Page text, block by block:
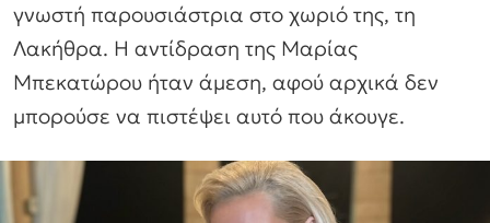
γνωστή παρουσιάστρια στο χωριό της, τη
Λακήθρα. Η αντίδραση της Μαρίας
Μπεκατώρου ήταν άμεση, αφού αρχικά δεν
μπορούσε να πιστέψει αυτό που άκουγε.